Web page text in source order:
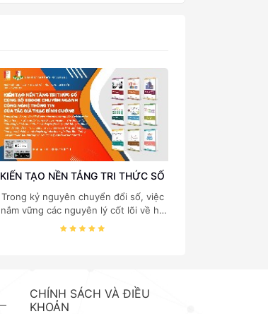
KIẾN TẠO NỀN TẢNG TRI THỨC SỐ
Trong kỷ nguyên chuyển đổi số, việc
nắm vững các nguyên lý cốt lõi về hệ
thống thông tin, cấu trúc dữ liệu, cơ
mực và chuyên sâu, Nhà xuất bản
Bách khoa phát hành bộ ebook
CHÍNH SÁCH VÀ ĐIỀU
KHOẢN